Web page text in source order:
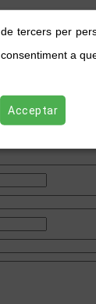
tercers per
a
Acceptar